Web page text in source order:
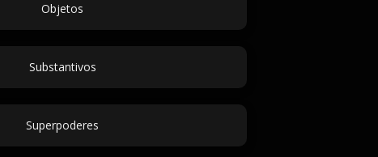
Objetos
Substantivos
Superpoderes